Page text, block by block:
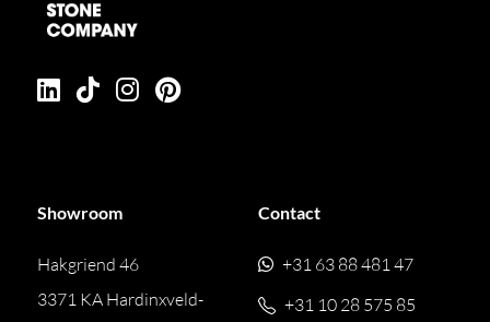
Showroom
Hakgriend 46
3371 KA Hardinxveld-
Contact
+31 63 88 481 47
+31 10 28 575 85